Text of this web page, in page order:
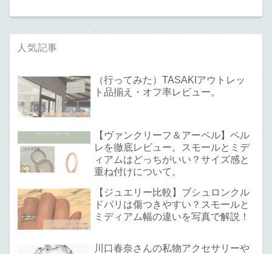
人気記事
（行ってみた）TASAKIアウトレッ
ト品揃え・オフ率レビュー。
【ヴァンクリーフ＆アーペル】ペル
レを徹底レビュー。スモールとミデ
ィアムはどっちがいい？サイズ感と
重ね付けについて。
【ジュエリー比較】ブシュロンクル
ドパリは傷つきやすい？スモールと
ミディアム幅の違いを写真で解説！
川口春奈さんの私物アクセサリーや